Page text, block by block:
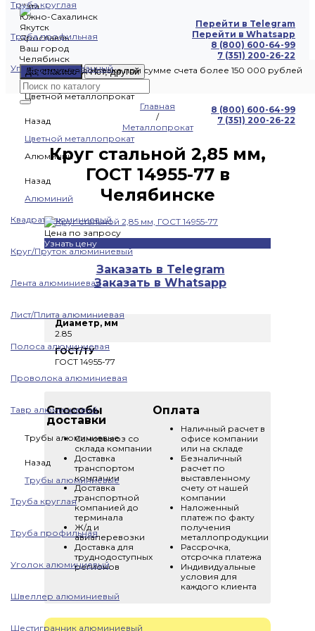
Чита
Южно-Сахалинск
Якутск
Ярославль
Ваш город
Челябинск
Да, спасибо
Нет, другой
8 (800) 600-64-99
7 (351) 200-26-22
Перейти в Telegram
Перейти в Whatsapp
8 (800) 600-64-99
7 (351) 200-26-22
Труба круглая
Труба профильная
Уголок оцинкованный
Цветной металлопрокат
Назад
Цветной металлопрокат
Алюминий
Назад
Алюминий
Квадрат алюминиевый
Круг/Пруток алюминиевый
Лента алюминиевая
Лист/Плита алюминиевая
Полоса алюминиевая
Проволока алюминиевая
Тавр алюминиевый
Трубы алюминиевые
Назад
Трубы алюминиевые
Труба круглая
Труба профильная
Уголок алюминиевый
Швеллер алюминиевый
Шестигранник алюминиевый
Бесплатная доставка при сумме счета более 150 000 рублей
Главная
/
Металлопрокат
Круг стальной 2,85 мм,
ГОСТ 14955-77 в
Челябинске
Цена по запросу
Узнать цену
Заказать в Telegram
Заказать в Whatsapp
Диаметр, мм
2.85
ГОСТ/ТУ
ГОСТ 14955-77
Способы
доставки
Самовывоз со
склада компании
Доставка
транспортом
компании
Доставка
транспортной
компанией до
терминала
Ж/д и
авиаперевозки
Доставка для
труднодоступных
регионов
Оплата
Наличный расчет в
офисе компании
или на складе
Безналичный
расчет по
выставленному
счету от нашей
компании
Наложенный
платеж по факту
получения
металлопродукции
Рассрочка,
отсрочка платежа
Индивидуальные
условия для
каждого клиента